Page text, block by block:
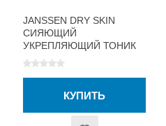
JANSSEN DRY SKIN
СИЯЮЩИЙ
УКРЕПЛЯЮЩИЙ ТОНИК
200МЛ